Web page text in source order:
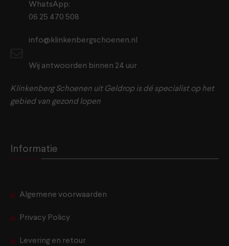
WhatsApp:
06 25 470 508
info@klinkenbergschoenen.nl
Wij antwoorden binnen 24 uur
Klinkenberg Schoenen uit Geldrop is dé specialist op het
gebied van gezond lopen
Informatie
Algemene voorwaarden
Privacy Policy
Levering en retour